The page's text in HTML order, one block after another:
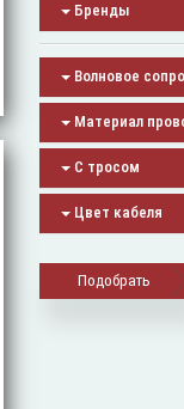
Бренды
Волновое
Материал
С тросом
Цвет кабеля